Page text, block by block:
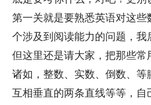
第一关就是要熟悉英语对这
个涉及到阅读能力的问题，我
但这里还是请大家，把那些常
诸如，整数、实数、倒数、等
互相垂直的两条直线等等，